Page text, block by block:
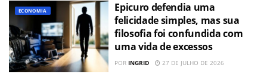
ECONOMIA
Epicuro defendia uma
felicidade simples, mas sua
filosofia foi confundida com
uma vida de excessos
POR INGRID 27 DE JULHO DE 2026